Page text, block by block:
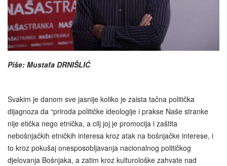
Piše: Mustafa DRNIŠLIĆ
Svakim je danom sve jasnije koliko je zaista tačna politička
dijagnoza da “priroda političke ideologije i prakse Naše stranke
nije etička nego etnička, a cilj joj je promocija i zaštita
nebošnjačkih etničkih interesa kroz atak na bošnjačke interese, i
to kroz pokušaj onesposobljavanja nacionalnog političkog
djelovanja Bošnjaka, a zatim kroz kulturološke zahvate nad